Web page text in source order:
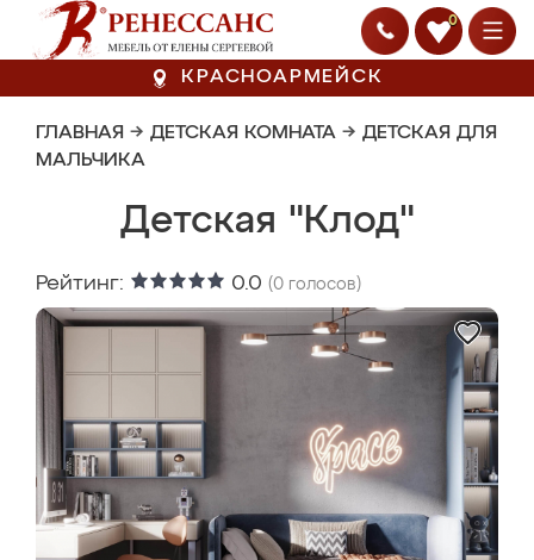
0
КРАСНОАРМЕЙСК
ГЛАВНАЯ → ДЕТСКАЯ КОМНАТА → ДЕТСКАЯ ДЛЯ
МАЛЬЧИКА
Детская "Клод"
Рейтинг: 0.0 (0 голосов)